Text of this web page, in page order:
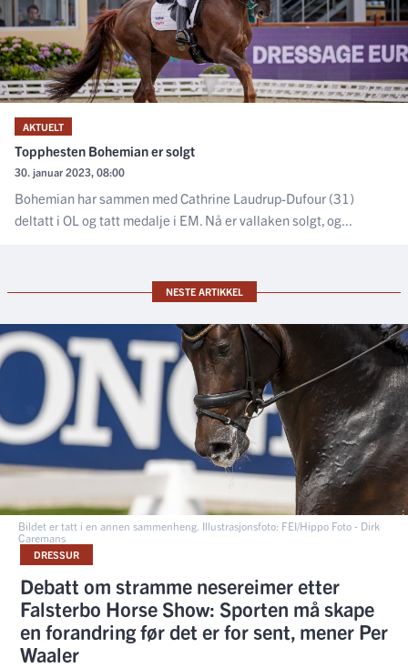
AKTUELT
Topphesten Bohemian er solgt
30. januar 2023, 08:00
Bohemian har sammen med Cathrine Laudrup-Dufour (31)
deltatt i OL og tatt medalje i EM. Nå er vallaken solgt, og...
NESTE ARTIKKEL
Bildet er tatt i en annen sammenheng. Illustrasjonsfoto: FEI/Hippo Foto - Dirk
Caremans
DRESSUR
Debatt om stramme nesereimer etter
Falsterbo Horse Show: Sporten må skape
en forandring før det er for sent, mener Per
Waaler